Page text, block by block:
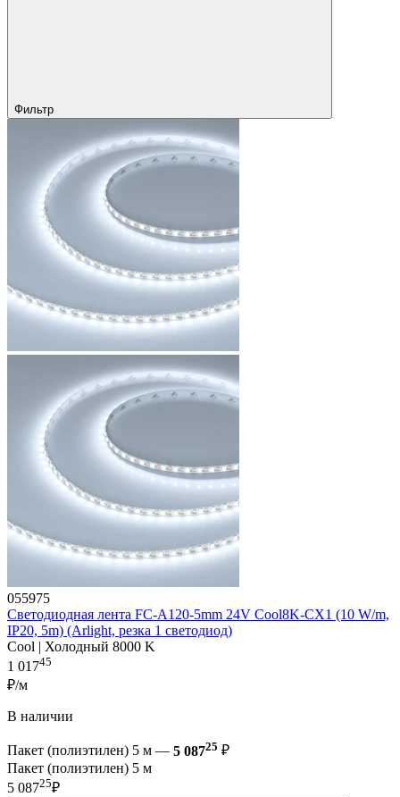
Фильтр
055975
Светодиодная лента FC-A120-5mm 24V Cool8K-CX1 (10 W/m,
IP20, 5m) (Arlight, резка 1 светодиод)
Cool | Холодный 8000 K
1 01745
₽/м
В наличии
Пакет (полиэтилен) 5 м — 5 08725 ₽
Пакет (полиэтилен) 5 м
5 08725₽